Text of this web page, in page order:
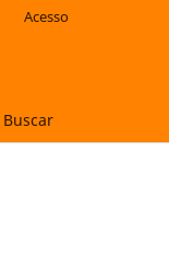
Buscar
Acesso